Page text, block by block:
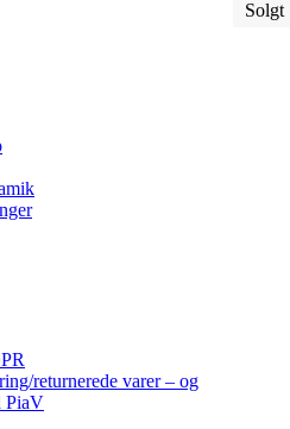
returnerede varer – og
PiaV
Solgt